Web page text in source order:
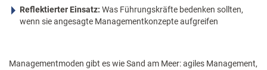
Reflektierter Einsatz: Was Führungskräfte bedenken sollten,
wenn sie angesagte Managementkonzepte aufgreifen
Managementmoden gibt es wie Sand am Meer: agiles Management,